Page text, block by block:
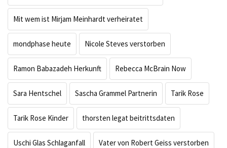
Mit wem ist Mirjam Meinhardt verheiratet
mondphase heute Nicole Steves verstorben
Ramon Babazadeh Herkunft Rebecca McBrain Now
Sara Hentschel Sascha Grammel Partnerin Tarik Rose
Tarik Rose Kinder thorsten legat beitrittsdaten
Uschi Glas Schlaganfall Vater von Robert Geiss verstorben